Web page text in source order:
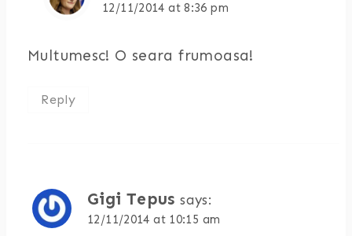
12/11/2014 at 8:36 pm
Multumesc! O seara frumoasa!
Reply
Gigi Tepus says:
12/11/2014 at 10:15 am